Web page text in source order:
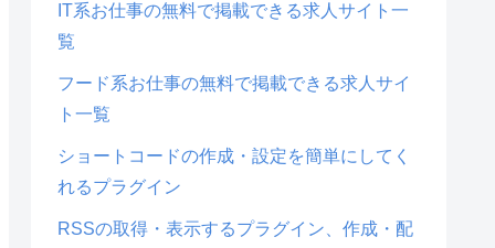
IT系お仕事の無料で掲載できる求人サイト一
覧
フード系お仕事の無料で掲載できる求人サイ
ト一覧
ショートコードの作成・設定を簡単にしてく
れるプラグイン
RSSの取得・表示するプラグイン、作成・配